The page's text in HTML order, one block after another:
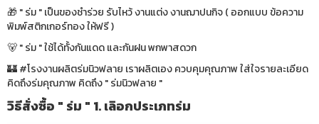
🎁 " ร่ม " เป็นของชำร่วย รับไหว้ งานแต่ง งานฌาปนกิจ ( ออกแบบ ข้อความ
พิมพ์สติกเกอร์ทอง ให้ฟรี )
🐻 " ร่ม " ใช้ได้ทั้งกันแดด และกันฝน พกพาสดวก
🏰 #โรงงานผลิตร่มนิวฟลาย เราผลิตเอง ควบคุมคุณภาพ ใส่ใจรายละเอียด
คิดถึงร่มคุณภาพ คิดถึง " ร่มนิวฟลาย "
วิธีสั่งซื้อ " ร่ม " 1. เลิอกประเภทร่ม